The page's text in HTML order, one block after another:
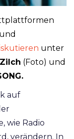
unter
(Foto) und
auf
wie Radio
verändern. In